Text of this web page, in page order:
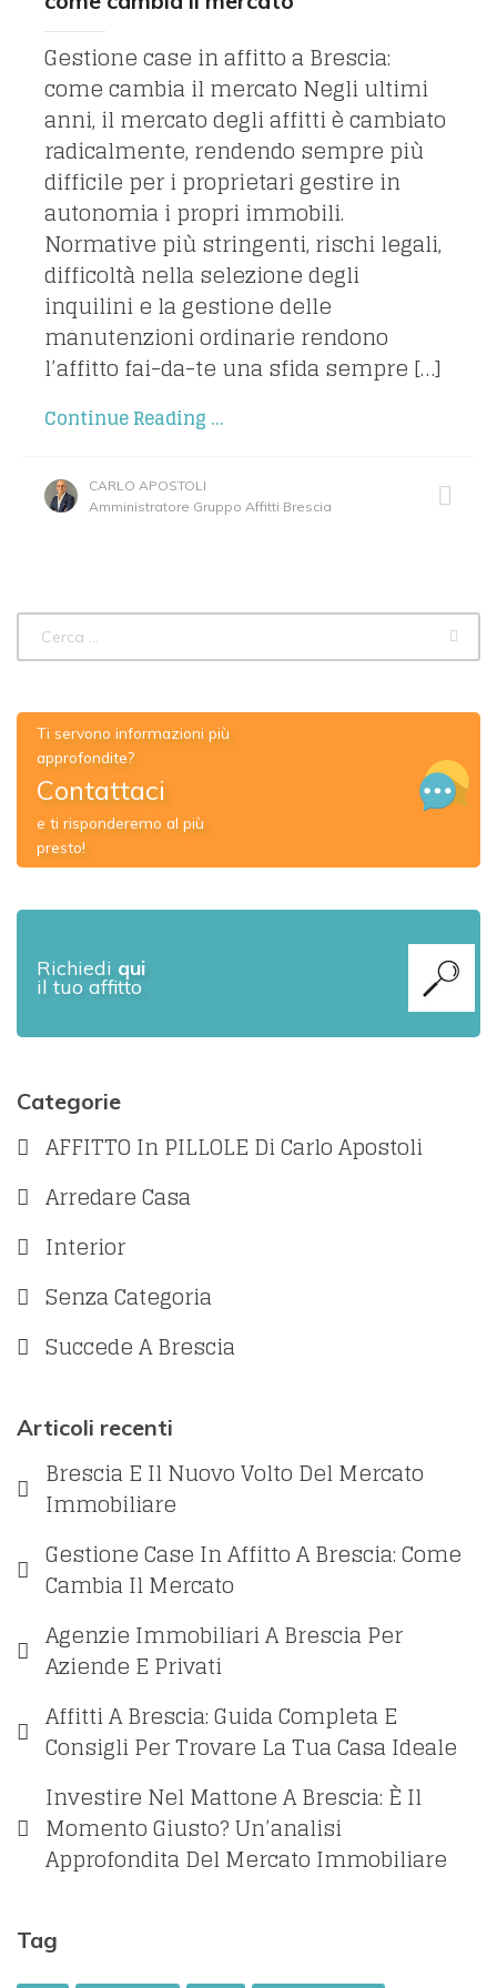
Gestione case in affitto a Brescia:
come cambia il mercato Negli ultimi
anni, il mercato degli affitti è cambiato
radicalmente, rendendo sempre più
difficile per i proprietari gestire in
autonomia i propri immobili.
Normative più stringenti, rischi legali,
difficoltà nella selezione degli
inquilini e la gestione delle
manutenzioni ordinarie rendono
l’affitto fai-da-te una sfida sempre […]
Continue Reading ...
CARLO APOSTOLI
Amministratore Gruppo Affitti Brescia
Ti servono informazioni più
approfondite?
Contattaci
e ti risponderemo al più
presto!
Richiedi qui
il tuo affitto
Categorie
AFFITTO In PILLOLE Di Carlo Apostoli
Arredare Casa
Interior
Senza Categoria
Succede A Brescia
Articoli recenti
Brescia E Il Nuovo Volto Del Mercato
Immobiliare
Gestione Case In Affitto A Brescia: Come
Cambia Il Mercato
Agenzie Immobiliari A Brescia Per
Aziende E Privati
Affitti A Brescia: Guida Completa E
Consigli Per Trovare La Tua Casa Ideale
Investire Nel Mattone A Brescia: È Il
Momento Giusto? Un’analisi
Approfondita Del Mercato Immobiliare
Tag